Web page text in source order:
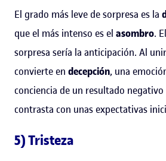
El grado más leve de sorpresa es la
que el más intenso es el asombro.
sorpresa sería la anticipación. Al
convierte en decepción, una
conciencia de un resultado
contrasta con unas expectativas
5) Tristeza